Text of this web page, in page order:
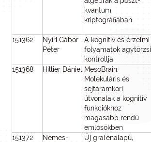
kvantum
kriptográfiában
151362
Nyíri Gábor
Péter
A kognitív és érzelmi
folyamatok agytörzsi
kontrollja
151368 Hillier Dániel MesoBrain:
Molekuláris és
sejtáramköri
útvonalak a kognitív
funkciókhoz
magasabb rendű
emlősökben
151372
Nemes-
Új grafénalapú,